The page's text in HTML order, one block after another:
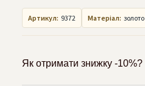
Артикул: 9372 Матеріал: золото
Як отримати знижку -10%?